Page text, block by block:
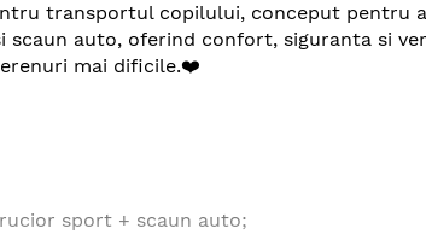
transportul copilului, conceput pentru
auto, oferind confort, siguranta si
mai dificile.❤️
sport + scaun auto;